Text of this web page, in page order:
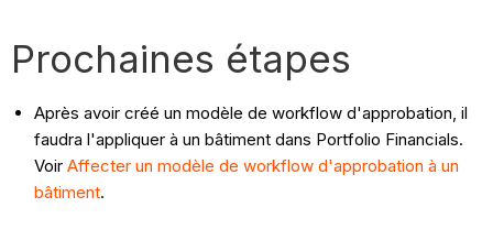
Prochaines étapes
Après avoir créé un modèle de workflow d'approbation, il
faudra l'appliquer à un bâtiment dans Portfolio Financials.
VoirAffecter un modèle de workflow d'approbation à un
bâtiment.